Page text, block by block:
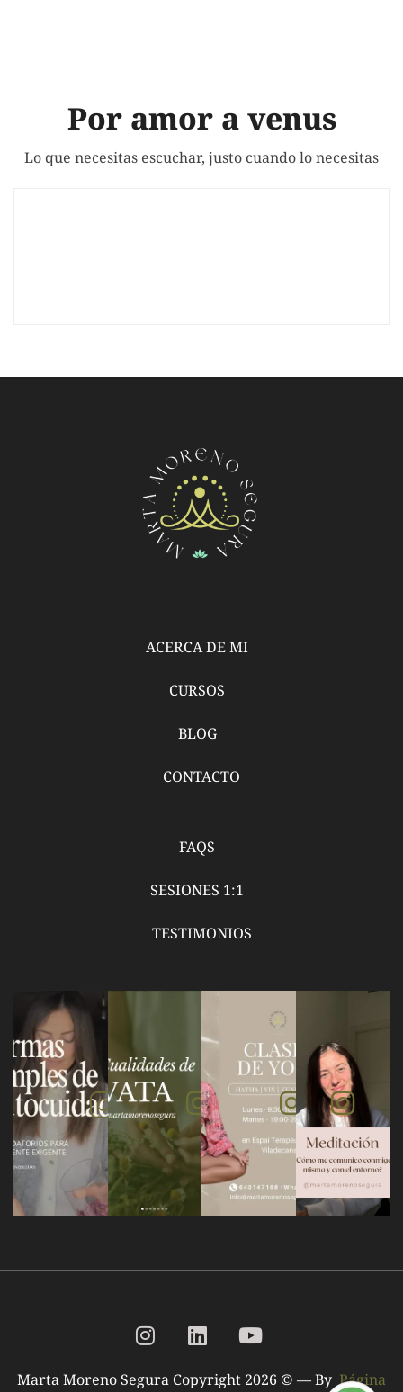
Por amor a venus
Lo que necesitas escuchar, justo cuando lo necesitas
ACERCA DE MI
CURSOS
BLOG
CONTACTO
FAQS
SESIONES 1:1
TESTIMONIOS
Marta Moreno Segura Copyright 2026 © — By Página